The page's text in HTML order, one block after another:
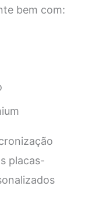
bem com:
placas-